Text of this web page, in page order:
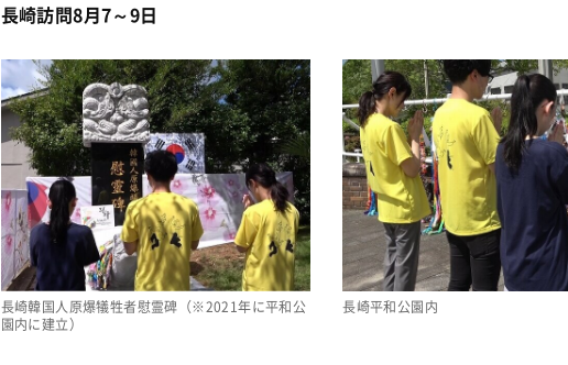
長崎訪問8月7～9日
長崎韓国人原爆犠牲者慰霊碑（※2021年に平和公
園内に建立）
長崎平和公園内